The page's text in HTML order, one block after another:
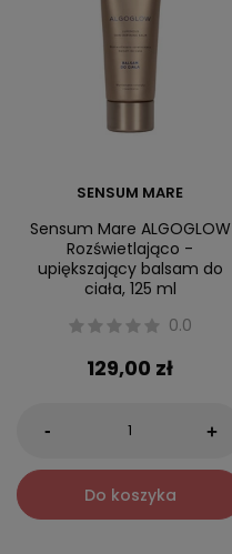
SENSUM MARE
Sensum Mare ALGOGLOW
Rozświetlająco -
upiększający balsam do
ciała, 125 ml
0.0
129,00 zł
- +
Do koszyka